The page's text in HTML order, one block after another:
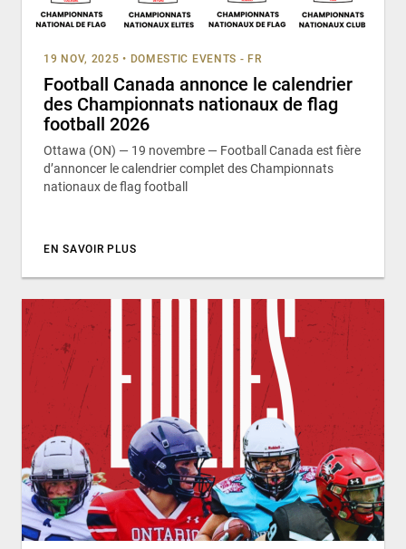
19 NOV, 2025 • DOMESTIC EVENTS - FR
Football Canada annonce le calendrier
des Championnats nationaux de flag
football 2026
Ottawa (ON) — 19 novembre — Football Canada est fière
d’annoncer le calendrier complet des Championnats
nationaux de flag football
EN SAVOIR PLUS